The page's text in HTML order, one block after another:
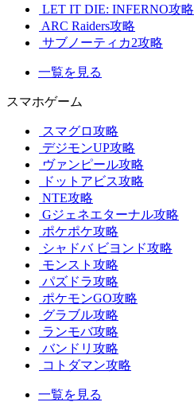
LET IT DIE: INFERNO攻略
ARC Raiders攻略
サブノーティカ2攻略
一覧を見る
スマホゲーム
スマグロ攻略
デジモンUP攻略
ヴァンピール攻略
ドットアビス攻略
NTE攻略
Gジェネエターナル攻略
ポケポケ攻略
シャドバ ビヨンド攻略
モンスト攻略
パズドラ攻略
ポケモンGO攻略
グラブル攻略
ランモバ攻略
バンドリ攻略
コトダマン攻略
一覧を見る